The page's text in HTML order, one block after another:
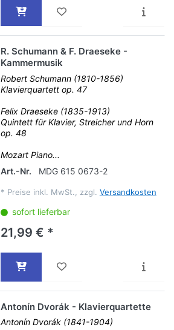
R. Schumann & F. Draeseke -
Kammermusik
Robert Schumann (1810-1856)
Klavierquartett op. 47
Felix Draeseke (1835-1913)
Quintett für Klavier, Streicher und Horn
op. 48
Mozart Piano...
Art.-Nr.
MDG 615 0673-2
* Preise inkl. MwSt., zzgl. Versandkosten
sofort lieferbar
21,99 € *
Antonín Dvorák - Klavierquartette
Antonín Dvorák (1841-1904)